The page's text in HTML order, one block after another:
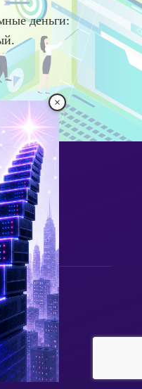
деньги:
о нас
73
с нами
×